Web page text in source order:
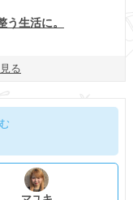
生活に。
る